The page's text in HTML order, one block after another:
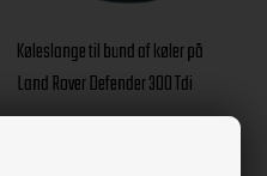
Køleslange til bund af køler på
Land Rover Defender 300 Tdi